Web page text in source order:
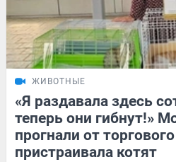
ЖИВОТНЫЕ
«Я раздавала здесь
теперь они гибнут!»
прогнали от
пристраивала котят